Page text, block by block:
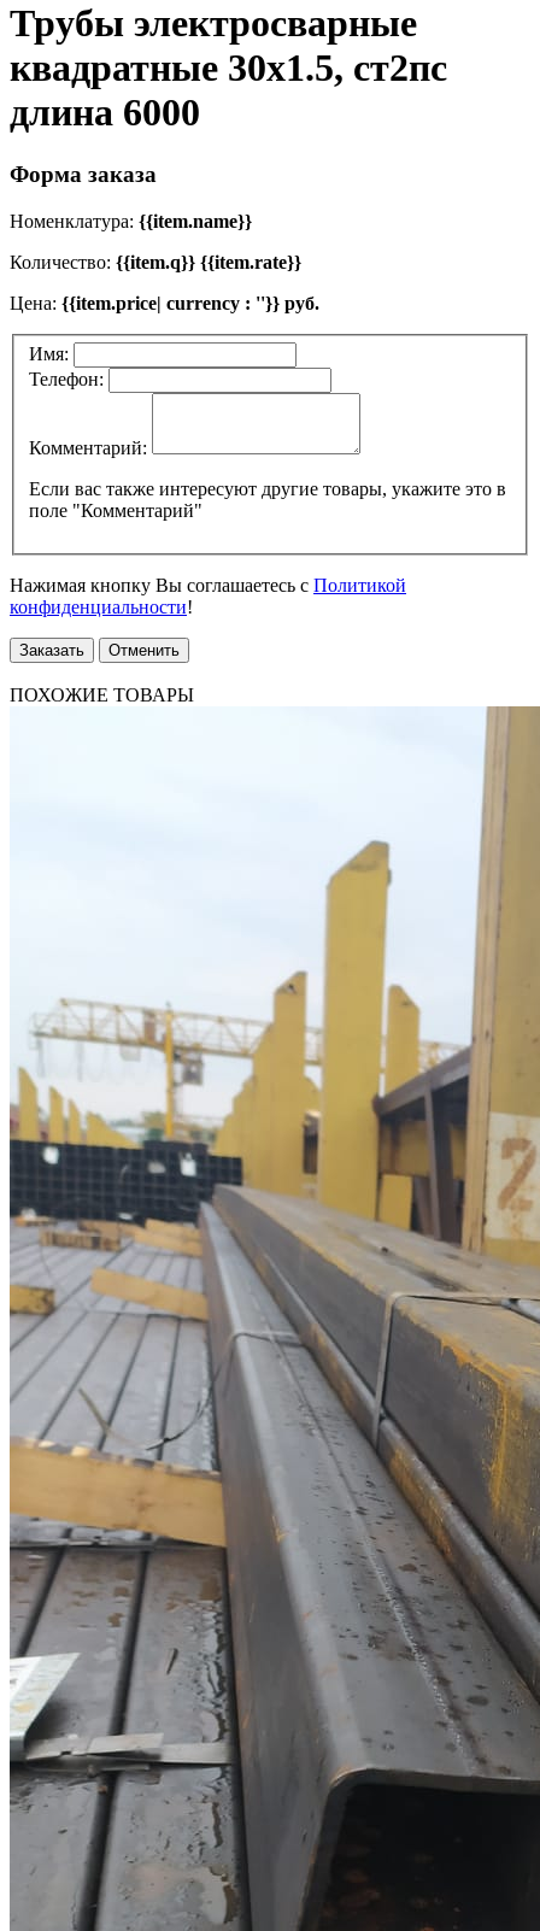
Трубы электросварные
квадратные 30x1.5, ст2пс
длина 6000
Форма заказа
Номенклатура: {{item.name}}
Количество: {{item.q}} {{item.rate}}
Цена: {{item.price| currency : ''}} руб.
Имя:
Телефон:
Комментарий:
Если вас также интересуют другие товары, укажите это в
поле "Комментарий"
Нажимая кнопку Вы соглашаетесь с Политикой
конфиденциальности!
Заказать Отменить
ПОХОЖИЕ ТОВАРЫ